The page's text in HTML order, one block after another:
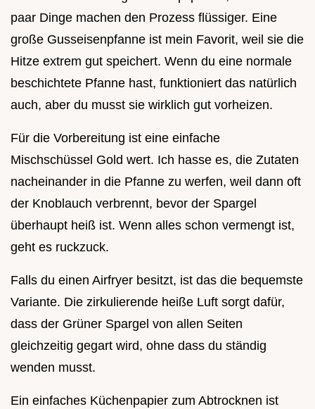
paar Dinge machen den Prozess flüssiger. Eine
große Gusseisenpfanne ist mein Favorit, weil sie die
Hitze extrem gut speichert. Wenn du eine normale
beschichtete Pfanne hast, funktioniert das natürlich
auch, aber du musst sie wirklich gut vorheizen.
Für die Vorbereitung ist eine einfache
Mischschüssel Gold wert. Ich hasse es, die Zutaten
nacheinander in die Pfanne zu werfen, weil dann oft
der Knoblauch verbrennt, bevor der Spargel
überhaupt heiß ist. Wenn alles schon vermengt ist,
geht es ruckzuck.
Falls du einen Airfryer besitzt, ist das die bequemste
Variante. Die zirkulierende heiße Luft sorgt dafür,
dass der Grüner Spargel von allen Seiten
gleichzeitig gegart wird, ohne dass du ständig
wenden musst.
Ein einfaches Küchenpapier zum Abtrocknen ist